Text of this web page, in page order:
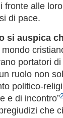
fronte alle
di pace.
si auspica
portatori
ruolo non
politico-
e di incontro”
che